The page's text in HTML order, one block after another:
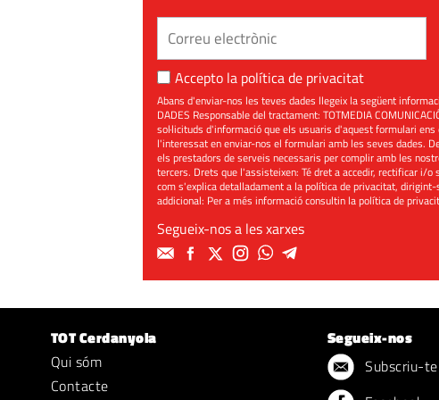
Accepto la política de privacitat
Abans d'enviar-nos les teves dades llegeix la següent
DADES Responsable del tractament: TOTMEDIA
sol·licituds d'informació que els usuaris d'aquest formulari
l'interessat en enviar-nos el formulari amb les seves dades.
els prestadors de serveis necessaris per complir amb les
tercers. Drets que l'assisteixen: Té dret a accedir, rectificar i/
com s'explica detalladament a la política de privacitat,
addicional: Per a més informació consultin lapolítica de
Segueix-nos a les xarxes
TOT Cerdanyola
Qui sóm
Contacte
Segueix-nos
Subscriu-